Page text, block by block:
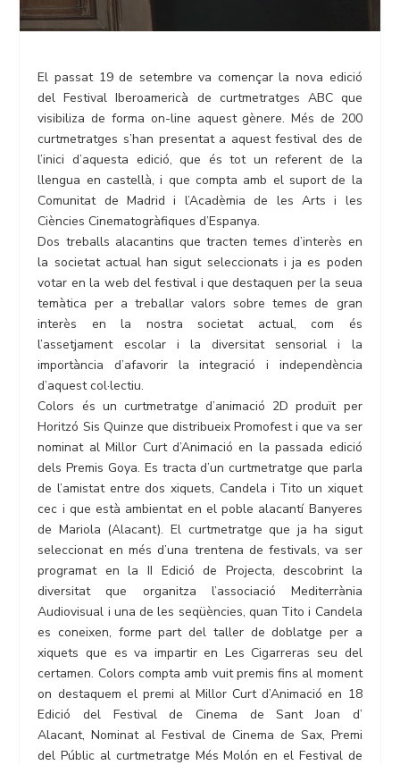
El passat 19 de setembre va començar la nova edició
del Festival Iberoamericà de curtmetratges ABC que
visibiliza de forma on-line aquest gènere. Més de 200
curtmetratges s’han presentat a aquest festival des de
l’inici d’aquesta edició, que és tot un referent de la
llengua en castellà, i que compta amb el suport de la
Comunitat de Madrid i l’Acadèmia de les Arts i les
Ciències Cinematogràfiques d’Espanya.
Dos treballs alacantins que tracten temes d’interès en
la societat actual han sigut seleccionats i ja es poden
votar en la web del festival i que destaquen per la seua
temàtica per a treballar valors sobre temes de gran
interès en la nostra societat actual, com és
l’assetjament escolar i la diversitat sensorial i la
importància d’afavorir la integració i independència
d’aquest col·lectiu.
Colors és un curtmetratge d’animació 2D produït per
Horitzó Sis Quinze que distribueix Promofest i que va ser
nominat al Millor Curt d’Animació en la passada edició
dels Premis Goya. Es tracta d’un curtmetratge que parla
de l’amistat entre dos xiquets, Candela i Tito un xiquet
cec i que està ambientat en el poble alacantí Banyeres
de Mariola (Alacant). El curtmetratge que ja ha sigut
seleccionat en més d’una trentena de festivals, va ser
programat en la II Edició de Projecta, descobrint la
diversitat que organitza l’associació Mediterrània
Audiovisual i una de les seqüències, quan Tito i Candela
es coneixen, forme part del taller de doblatge per a
xiquets que es va impartir en Les Cigarreras seu del
certamen. Colors compta amb vuit premis fins al moment
on destaquem el premi al Millor Curt d’Animació en 18
Edició del Festival de Cinema de Sant Joan d’
Alacant, Nominat al Festival de Cinema de Sax, Premi
del Públic al curtmetratge Més Molón en el Festival de